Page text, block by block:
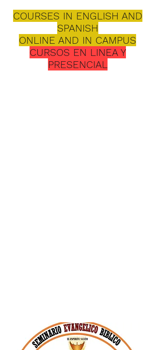
COURSES IN ENGLISH AND
SPANISH
ONLINE AND IN CAMPUS
CURSOS EN LINEA Y
PRESENCIAL